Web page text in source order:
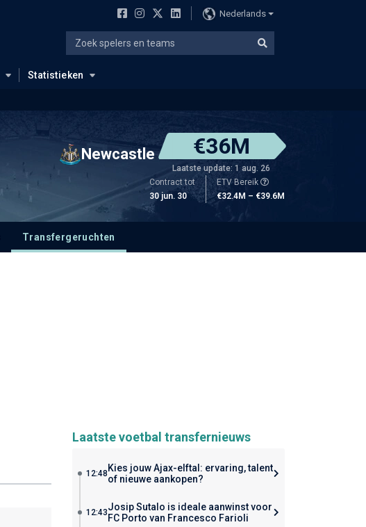
Nederlands
Statistieken
Newcastle €36M
Laatste update: 1 aug. 26
Contract tot
30 jun. 30
ETV Bereik
€32.4M – €39.6M
Transfergeruchten
Laatste voetbal transfernieuws
12:48 Kies jouw Ajax-elftal: ervaring, talent
of nieuwe aankopen?
12:43Josip Sutalo is ideale aanwinst voor
FC Porto van Francesco Farioli